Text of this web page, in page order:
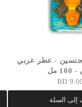
- عطر عربي
مل
9.000
إلى السلة